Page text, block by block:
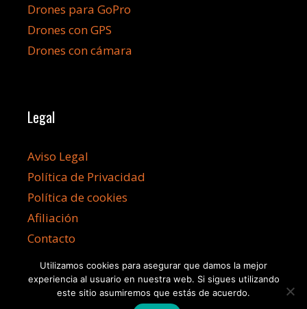
Drones para GoPro
Drones con GPS
Drones con cámara
Legal
Aviso Legal
Política de Privacidad
Política de cookies
Afiliación
Contacto
Utilizamos cookies para asegurar que damos la mejor
experiencia al usuario en nuestra web. Si sigues utilizando
este sitio asumiremos que estás de acuerdo.